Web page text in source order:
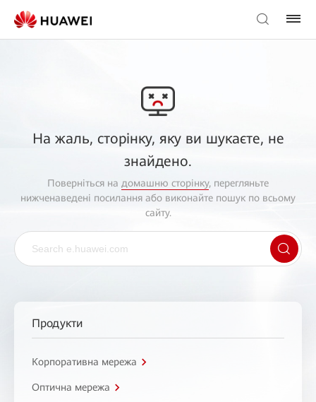
На жаль, сторінку, яку ви шукаєте, не
знайдено.
Поверніться на домашню сторінку, перегляньте
нижченаведені посилання або виконайте пошук по всьому
сайту.
Продукти
Корпоративна мережа
Оптична мережа